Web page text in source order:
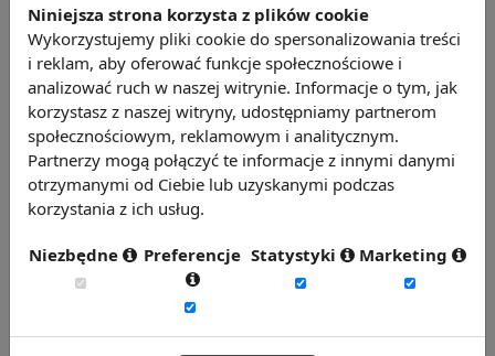
raportyplacowe.pl
badaniaHR.pl
wskaznikiHR.pl
kfw.sedlak.pl
Publikacje i wskaźniki
Artykuły
Wiadomości
Słownik
Produkty i usługi
Badania postaw i opinii
Raport wskaźnikowy
Niniejsza strona korzysta z plików cookie
Wykorzystujemy pliki cookie do spersonalizowania treści
i reklam, aby oferować funkcje społecznościowe i
analizować ruch w naszej witrynie. Informacje o tym, jak
korzystasz z naszej witryny, udostępniamy partnerom
społecznościowym, reklamowym i analitycznym.
Partnerzy mogą połączyć te informacje z innymi danymi
otrzymanymi od Ciebie lub uzyskanymi podczas
korzystania z ich usług.
Niezbędne Preferencje Statystyki Marketing